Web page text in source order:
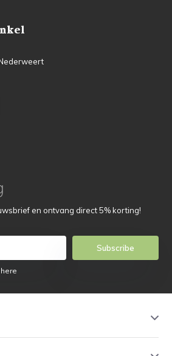
en ontvang direct 5% korting!
Subscribe